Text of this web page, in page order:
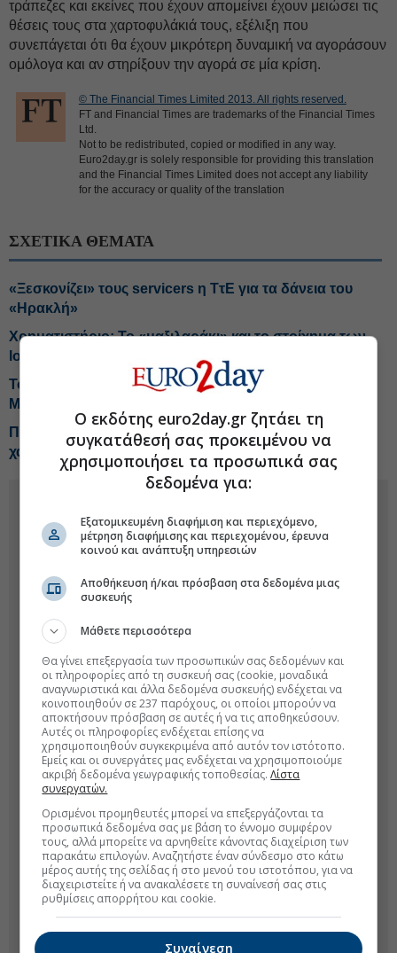
τράπεζες και εκείνες που έχουν απομείνει έχουν μειώσει τις
θέσεις τους στα χαρτοφυλάκιά τους, εξέλιξη που
συνεπάγεται ότι θα έχουν μικρότερη δυναμική να αγοράσουν
ομόλογα και αν στηρίξουν την αγορά σε μία κρίση.
© The Financial Times Limited 2013. All rights reserved.
FT and Financial Times are trademarks of the Financial Times
Ltd.
Not to be redistributed, copied or modified in any way.
Euro2day.gr is solely responsible for providing this translation
and the Financial Times Limited does not accept any liability
for the accuracy or quality of the translation
ΣΧΕΤΙΚΑ ΘΕΜΑΤΑ
«Ξεσκονίζει» τους servicers η ΤτΕ για τα δάνεια του
«Ηρακλή»
Χρηματιστήριο: Το «μαξιλαράκι» και το στοίχημα των
long
Το σούπερ μάρκετ που κάνει «χρυσές δουλειές» στη
Μύκονο
Ποια blue chips συνδυάζουν άνοδο στο ταμπλό και
χαμηλή αποτίμηση
Ο εκδότης euro2day.gr ζητάει τη
συγκατάθεσή σας προκειμένου να
χρησιμοποιήσει τα προσωπικά σας
δεδομένα για:
Εξατομικευμένη διαφήμιση και περιεχόμενο,
μέτρηση διαφήμισης και περιεχομένου, έρευνα
κοινού και ανάπτυξη υπηρεσιών
Αποθήκευση ή/και πρόσβαση στα δεδομένα μιας
συσκευής
Μάθετε περισσότερα
Θα γίνει επεξεργασία των προσωπικών σας δεδομένων και
οι πληροφορίες από τη συσκευή σας (cookie, μοναδικά
αναγνωριστικά και άλλα δεδομένα συσκευής) ενδέχεται να
κοινοποιηθούν σε 237 παρόχους, οι οποίοι μπορούν να
αποκτήσουν πρόσβαση σε αυτές ή να τις αποθηκεύσουν.
Αυτές οι πληροφορίες ενδέχεται επίσης να
χρησιμοποιηθούν συγκεκριμένα από αυτόν τον ιστότοπο.
Εμείς και οι συνεργάτες μας ενδέχεται να χρησιμοποιούμε
ακριβή δεδομένα γεωγραφικής τοποθεσίας.Λίστα
συνεργατών.
Ορισμένοι προμηθευτές μπορεί να επεξεργάζονται τα
προσωπικά δεδομένα σας με βάση το έννομο συμφέρον
τους, αλλά μπορείτε να αρνηθείτε κάνοντας διαχείριση των
παρακάτω επιλογών. Αναζητήστε έναν σύνδεσμο στο κάτω
μέρος αυτής της σελίδας ή στο μενού του ιστοτόπου, για να
διαχειριστείτε ή να ανακαλέσετε τη συναίνεσή σας στις
ρυθμίσεις απορρήτου και cookie.
Συναίνεση